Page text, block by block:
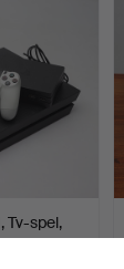
Tv-spel,